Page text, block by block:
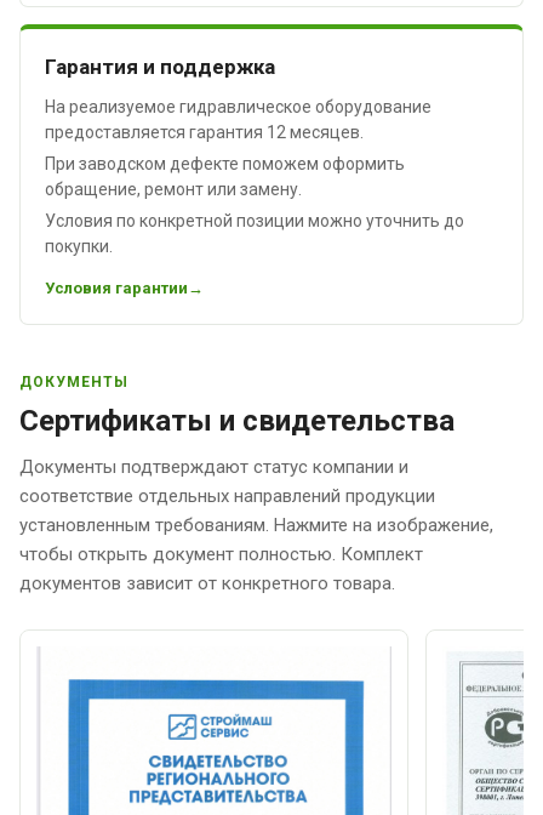
Гарантия и поддержка
На реализуемое гидравлическое оборудование
предоставляется гарантия 12 месяцев.
При заводском дефекте поможем оформить
обращение, ремонт или замену.
Условия по конкретной позиции можно уточнить до
покупки.
Условия гарантии
ДОКУМЕНТЫ
Сертификаты и свидетельства
Документы подтверждают статус компании и
соответствие отдельных направлений продукции
установленным требованиям. Нажмите на изображение,
чтобы открыть документ полностью. Комплект
документов зависит от конкретного товара.